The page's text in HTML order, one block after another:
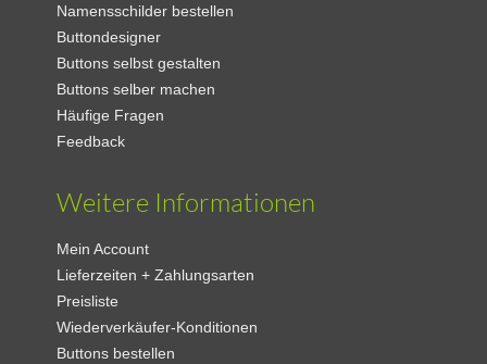
Namensschilder bestellen
Buttondesigner
Buttons selbst gestalten
Buttons selber machen
Häufige Fragen
Feedback
Weitere Informationen
Mein Account
Lieferzeiten + Zahlungsarten
Preisliste
Wiederverkäufer-Konditionen
Buttons bestellen